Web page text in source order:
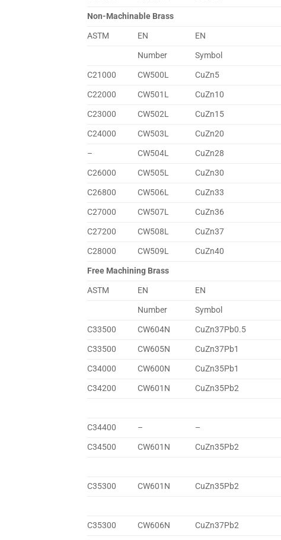
Non-Machinable Brass
ASTM
EN EN
Number
Symbol
C21000
CW500L CuZn5
C22000
CW501L CuZn10
C23000
CW502L CuZn15
C24000
CW503L CuZn20
–
CW504L CuZn28
C26000
CW505L CuZn30
C26800
CW506L CuZn33
C27000
CW507L CuZn36
C27200
CW508L CuZn37
C28000
CW509L CuZn40
Free Machining Brass
ASTM
EN EN
Number
Symbol
C33500
CW604N CuZn37Pb0.5
C33500
CW605N CuZn37Pb1
C34000
CW600N CuZn35Pb1
C34200
CW601N CuZn35Pb2
C34400
– –
C34500
CW601N CuZn35Pb2
C35300
CW601N CuZn35Pb2
C35300
CW606N CuZn37Pb2